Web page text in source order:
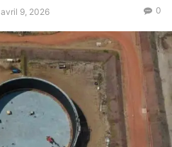
avril 9, 2026 0